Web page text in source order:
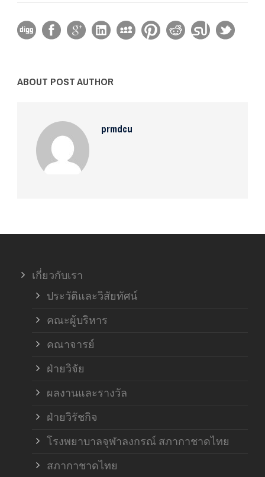
ABOUT POST AUTHOR
prmdcu
เกี่ยวกับเรา
ประวัติและวิสัยทัศน์
คณะผู้บริหาร
คณาจารย์
ฝ่ายวิจัย
ผลงานและรางวัล
ฝ่ายวิรัชกิจ
โรงพยาบาลจุฬาลงกรณ์ สภากาชาดไทย
สภากาชาดไทย